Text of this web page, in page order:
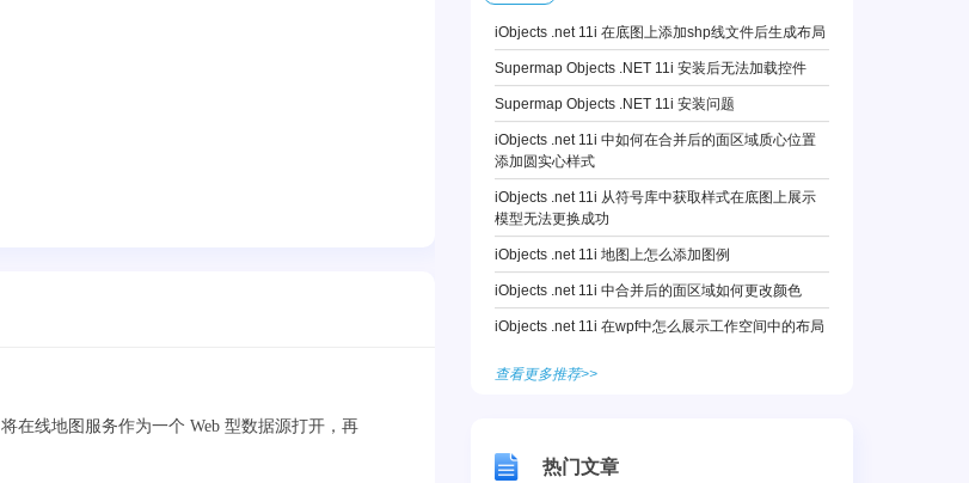
将在线地图服务作为一个 Web 型数据源打开，再
iObjects .net 11i 在底图上添加shp线文件后生成布局
Supermap Objects .NET 11i 安装后无法加载控件
Supermap Objects .NET 11i 安装问题
iObjects .net 11i 中如何在合并后的面区域质心位置
添加圆实心样式
iObjects .net 11i 从符号库中获取样式在底图上展示
模型无法更换成功
iObjects .net 11i 地图上怎么添加图例
iObjects .net 11i 中合并后的面区域如何更改颜色
iObjects .net 11i 在wpf中怎么展示工作空间中的布局
查看更多推荐>>
热门文章